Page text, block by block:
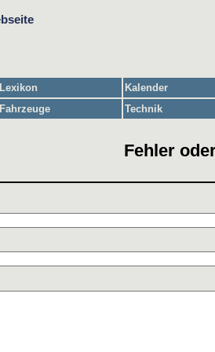
Lexikon
Kalender
Fahrzeuge Technik
Fehler